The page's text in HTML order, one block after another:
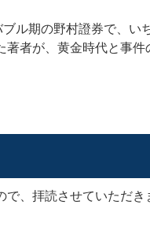
ル期の野村證券で、い
者が、黄金時代と事件
、拝読させていただき